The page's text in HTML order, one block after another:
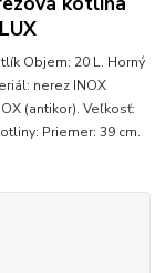
Objem: 20 L. Horný
nerez INOX
(antikor). Veľkosť:
Priemer: 39 cm.